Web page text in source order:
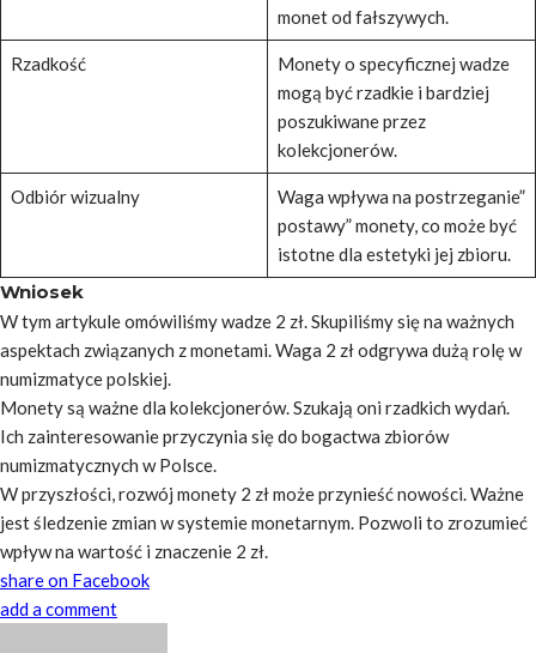
monet od fałszywych.
Rzadkość
Monety o specyficznej wadze
mogą być rzadkie i bardziej
poszukiwane przez
kolekcjonerów.
Odbiór wizualny
Waga wpływa na postrzeganie”
postawy” monety, co może być
istotne dla estetyki jej zbioru.
Wniosek
W tym artykule omówiliśmy wadze 2 zł. Skupiliśmy się na ważnych
aspektach związanych z monetami. Waga 2 zł odgrywa dużą rolę w
numizmatyce polskiej.
Monety są ważne dla kolekcjonerów. Szukają oni rzadkich wydań.
Ich zainteresowanie przyczynia się do bogactwa zbiorów
numizmatycznych w Polsce.
W przyszłości, rozwój monety 2 zł może przynieść nowości. Ważne
jest śledzenie zmian w systemie monetarnym. Pozwoli to zrozumieć
wpływ na wartość i znaczenie 2 zł.
share on Facebook
add a comment